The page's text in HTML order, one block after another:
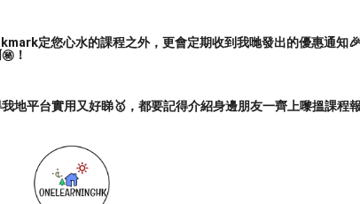
#結他 #比賽
定您心水的課程之外，更會定期收到我哋發出的優惠通知
！
地平台實用又好睇🥇，都要記得介紹身邊朋友一齊上嚟搵課程報